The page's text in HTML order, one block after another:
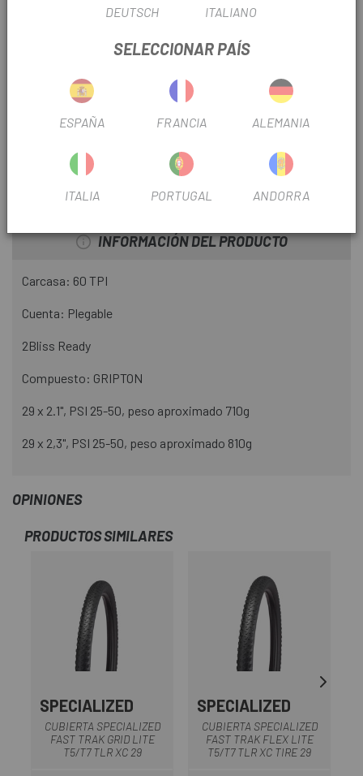
FICHA DE PRODUCTO
2021
DIÁMETRO
TIPO DE CUBIERTA Tubeless
INFORMACIÓN DEL PRODUCTO
Carcasa: 60 TPI
Cuenta: Plegable
2Bliss Ready
Compuesto: GRIPTON
29 x 2.1", PSI 25-50, peso aproximado 710g
29 x 2,3", PSI 25-50, peso aproximado 810g
OPINIONES
PRODUCTOS SIMILARES
SPECIALIZED
CUBIERTA SPECIALIZED
FAST TRAK GRID LITE
T5/T7 TLR XC 29
SPECIALIZED
CUBIERTA SPECIALIZED
FAST TRAK FLEX LITE
T5/T7 TLR XC TIRE 29
DEUTSCH ITALIANO
SELECCIONAR PAÍS
ESPAÑA FRANCIA ALEMANIA
ITALIA PORTUGAL ANDORRA